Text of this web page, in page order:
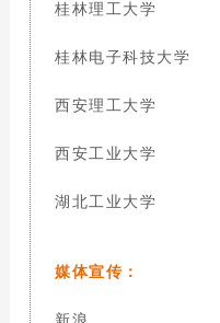
桂林理工大学
桂林电子科技大学
西安理工大学
西安工业大学
湖北工业大学
媒体宣传：